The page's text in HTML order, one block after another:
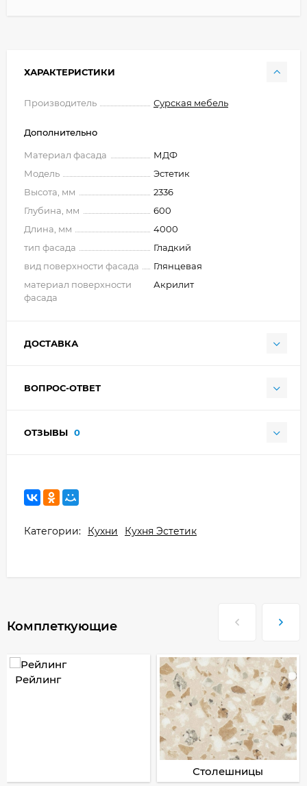
ХАРАКТЕРИСТИКИ
Производитель Сурская мебель
Дополнительно
Материал фасада
МДФ
Модель
Эстетик
Высота, мм
2336
Глубина, мм
600
Длина, мм
4000
тип фасада
Гладкий
вид поверхности фасада
Глянцевая
материал поверхности
фасада
Акрилит
ДОСТАВКА
ВОПРОС-ОТВЕТ
ОТЗЫВЫ 0
Категории: Кухни Кухня Эстетик
Комплеткующие
Рейлинг
Столешницы